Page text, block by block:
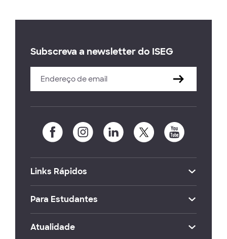
Subscreva a newsletter do ISEG
Links Rápidos
Para Estudantes
Atualidade